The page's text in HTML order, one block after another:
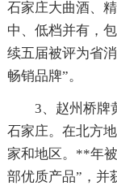
石家庄大曲酒、
中、低档并有，
续五届被评为省
畅销品牌”。
3、赵州桥牌
石家庄。在北方
家和地区。**年
部优质产品”，并